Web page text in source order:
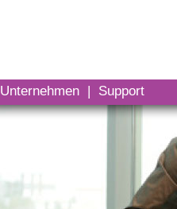
Unternehmen | Support